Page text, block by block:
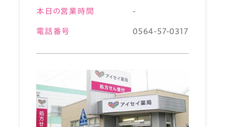
本日の営業時間 -
電話番号 0564-57-0317